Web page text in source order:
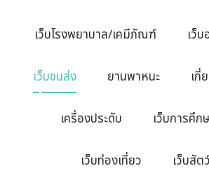
เว็บโรงพยาบาล/เคมีภัณฑ์ เว็
เว็บขนส่ง ยานพาหนะ เ
เครื่องประดับ เว็บการศึ
เว็บท่องเที่ยว เว็บสัต